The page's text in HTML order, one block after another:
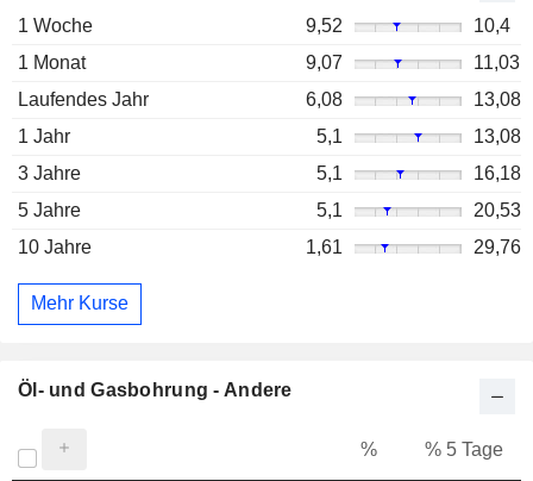
1 Woche 9,52
10,4
1 Monat
9,07
11,03
Laufendes Jahr
6,08
13,08
1 Jahr
5,1
13,08
3 Jahre
5,1
16,18
5 Jahre
5,1
20,53
10 Jahre
1,61 29,76
Mehr Kurse
Öl- und Gasbohrung - Andere
% % 5 Tage